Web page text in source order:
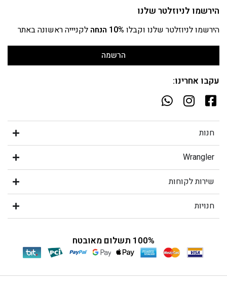
הירשמו לניוזלטר שלנו
הירשמו לניוזלטר שלנו וקבלו 10% הנחה לקניייה ראשונה באתר
הרשמה
עקבו אחרינו:
חנות
Wrangler
שירות לקוחות
חנויות
100% תשלום מאובטח